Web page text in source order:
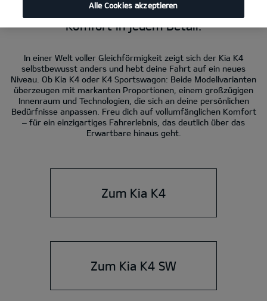
Der Kia K4.
Komfort in jedem Detail.
In einer Welt voller Gleichförmigkeit zeigt sich der Kia K4
selbstbewusst anders und hebt deine Fahrt auf ein neues
Niveau. Ob Kia K4 oder K4 Sportswagon: Beide Modellvarianten
überzeugen mit markanten Proportionen, einem großzügigen
Innenraum und Technologien, die sich an deine persönlichen
Bedürfnisse anpassen. Freu dich auf vollumfänglichen Komfort
– für ein einzigartiges Fahrerlebnis, das deutlich über das
Erwartbare hinaus geht.
Zum Kia K4
Zum Kia K4 SW
Alle Cookies akzeptieren